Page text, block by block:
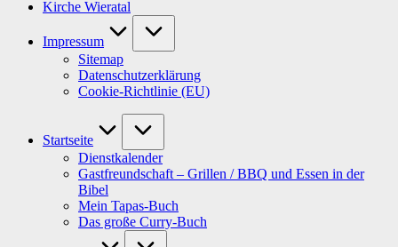
Kirche Wieratal
Impressum
Sitemap
Datenschutzerklärung
Cookie-Richtlinie (EU)
Startseite
Dienstkalender
Gastfreundschaft – Grillen / BBQ und Essen in der
Bibel
Mein Tapas-Buch
Das große Curry-Buch